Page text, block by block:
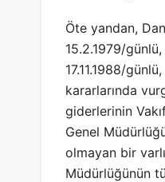
Öte yandan,
15.2.1979/
17.11.1988/
kararlarında
giderlerinin
Genel
olmayan bir
Müdürlüğünün